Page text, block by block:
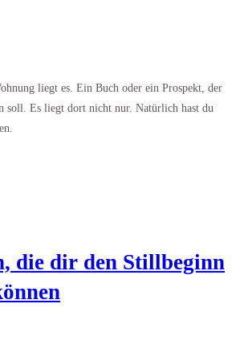
liegt es. Ein Buch oder ein Prospekt, der
soll. Es liegt dort nicht nur. Natürlich hast du
die dir den Stillbeginn